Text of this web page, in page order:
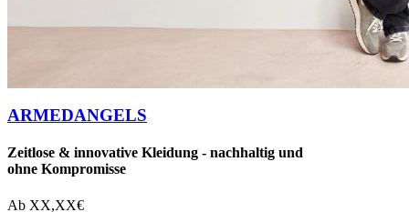
ARMEDANGELS
Zeitlose & innovative Kleidung - nachhaltig und
ohne Kompromisse
Ab XX,XX€